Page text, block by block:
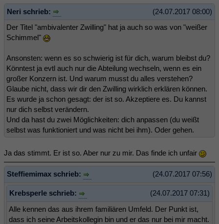
(24.07.2017 08:00)
Neri schrieb:
Der Titel "ambivalenter Zwilling" hat ja auch so was von "weißer
Schimmel"
Ansonsten: wenn es so schwierig ist für dich, warum bleibst du?
Könntest ja evtl auch nur die Abteilung wechseln, wenn es ein
großer Konzern ist. Und warum musst du alles verstehen?
Glaube nicht, dass wir dir den Zwilling wirklich erklären können.
Es wurde ja schon gesagt: der ist so. Akzeptiere es. Du kannst
nur dich selbst verändern.
Und da hast du zwei Möglichkeiten: dich anpassen (du weißt
selbst was funktioniert und was nicht bei ihm). Oder gehen.
Ja das stimmt. Er ist so. Aber nur zu mir. Das finde ich unfair
(24.07.2017 07:56)
Steffiemimax schrieb:
(24.07.2017 07:31)
Krebsperle schrieb:
Alle kennen das aus ihrem familiären Umfeld. Der Punkt ist,
dass ich seine Arbeitskollegin bin und er das nur bei mir macht.